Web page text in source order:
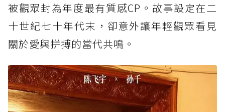
被觀眾封為年度最有質感CP。故事設定在二
十世紀七十年代末，卻意外讓年輕觀眾看見
關於愛與拼搏的當代共鳴。